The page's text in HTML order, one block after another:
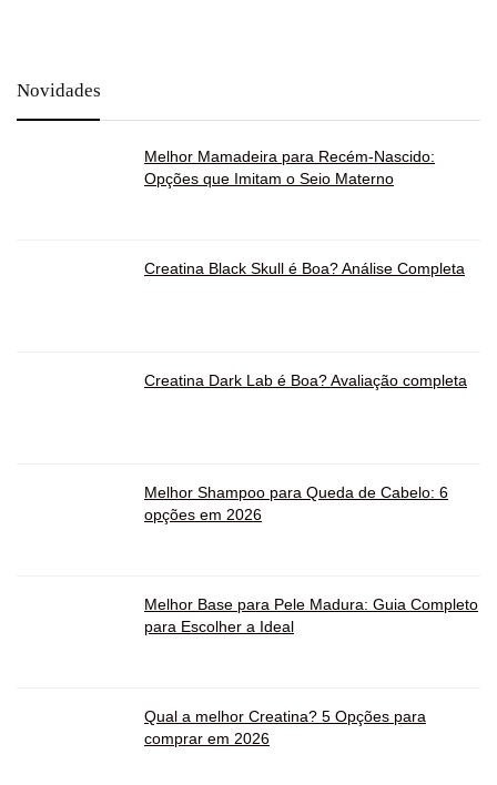
Novidades
Melhor Mamadeira para Recém-Nascido:
Opções que Imitam o Seio Materno
Creatina Black Skull é Boa? Análise Completa
Creatina Dark Lab é Boa? Avaliação completa
Melhor Shampoo para Queda de Cabelo: 6
opções em 2026
Melhor Base para Pele Madura: Guia Completo
para Escolher a Ideal
Qual a melhor Creatina? 5 Opções para
comprar em 2026